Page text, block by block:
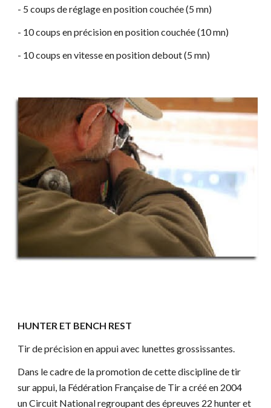
- 5 coups de réglage en position couchée (5 mn)
- 10 coups en précision en position couchée (10 mn)
- 10 coups en vitesse en position debout (5 mn)
HUNTER ET BENCH REST
Tir de précision en appui avec lunettes grossissantes.
Dans le cadre de la promotion de cette discipline de tir
sur appui, la Fédération Française de Tir a créé en 2004
un Circuit National regroupant des épreuves 22 hunter et